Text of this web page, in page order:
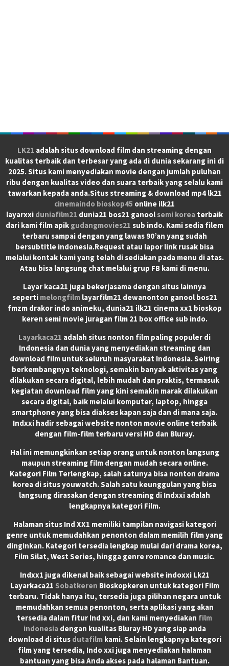
LK21 adalah situs download film dan streaming dengan
kualitas terbaik dan terbesar yang ada di dunia sekarang ini di
2025. Situs kami menyediakan movie dengan jumlah puluhan
ribu dengan kualitas video dan suara terbaik yang selalu kami
tawarkan kepada anda.Situs streaming & download mp4 lk21
cinemaindo bioskop45 online ilk21
layarxxi duniafilm21 dunia21 bos21 ganool semi korea terbaik
dari kami film apik gudangmovies21 sub indo. Kami sedia filem
terbaru sampai dengan yang lawas 90’an yang sudah
bersubtitle indonesia.Request atau lapor link rusak bisa
melalui kontak kami yang telah di sediakan pada menu di atas.
Atau bisa langsung chat melalui grup FB kami di menu.
Layar kaca21 juga bekerjasama dengan situs lainnya
seperti melongfilmlayarfilm21 dewanonton ganool bos21
fmzm drakor indo animeku, dunia21 ilk21 cinema xx1 bioskop
keren semi movie juragan film 21 box office sub indo.
Layarkaca21 adalah situs nonton film paling populer di
Indonesia dan dunia yang menyediakan streaming dan
download film untuk seluruh masyarakat Indonesia. Seiring
berkembangnya teknologi, semakin banyak aktivitas yang
dilakukan secara digital, lebih mudah dan praktis, termasuk
kegiatan download film yang kini semakin marak dilakukan
secara digital, baik melalui komputer, laptop, hingga
smartphone yang bisa diakses kapan saja dan di mana saja.
Indxxi hadir sebagai website nonton movie online terbaik
dengan film-film terbaru versi HD dan Bluray.
Hal ini memungkinkan setiap orang untuk nonton langsung
maupun streaming film dengan mudah secara online.
Kategori Film Terlengkap, salah satunya bisa nonton drama
korea di situs youwatch. Salah satu keunggulan yang bisa
langsung dirasakan dengan streaming di Indxxi adalah
lengkapnya kategori Film.
Halaman situs Ind XX1 memiliki tampilan navigasi kategori
genre untuk memudahkan penonton dalam memilih film yang
dinginkan. Kategori tersedia lengkap mulai dari drama korea,
Film Silat, West Series, hingga genre romance dan music.
Indxx1 juga dikenal baik sebagai website indoxxi Lk21
Layarkaca21 Sobatkeren Bioskopkeren untuk kategori Film
terbaru. Tidak hanya itu, tersedia juga pilihan negara untuk
memudahkan semua penonton, serta aplikasi yang akan
tersedia dalam fitur Ind xxi, dan kami menyediakan film
indonesiadengan kualitas Bluray HD yang siap anda
download di situs dutafilmkami. Selain lengkapnya kategori
film yang tersedia, Indo xxi juga menyediakan halaman
bantuan yang bisa Anda akses pada halaman Bantuan.